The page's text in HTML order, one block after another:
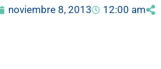
noviembre 8, 2013 12:00 am